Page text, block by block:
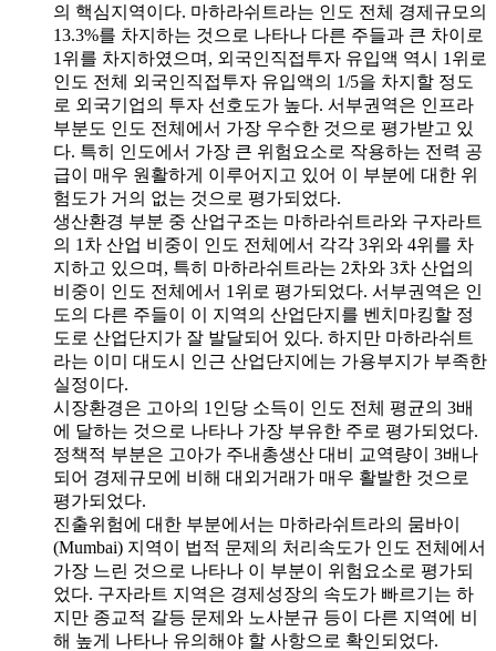
의 핵심지역이다. 마하라쉬트라는 인도 전체 경제규모의
13.3%를 차지하는 것으로 나타나 다른 주들과 큰 차이로
1위를 차지하였으며, 외국인직접투자 유입액 역시 1위로
인도 전체 외국인직접투자 유입액의 1/5을 차지할 정도
로 외국기업의 투자 선호도가 높다. 서부권역은 인프라
부분도 인도 전체에서 가장 우수한 것으로 평가받고 있
다. 특히 인도에서 가장 큰 위험요소로 작용하는 전력 공
급이 매우 원활하게 이루어지고 있어 이 부분에 대한 위
험도가 거의 없는 것으로 평가되었다.
생산환경 부분 중 산업구조는 마하라쉬트라와 구자라트
의 1차 산업 비중이 인도 전체에서 각각 3위와 4위를 차
지하고 있으며, 특히 마하라쉬트라는 2차와 3차 산업의
비중이 인도 전체에서 1위로 평가되었다. 서부권역은 인
도의 다른 주들이 이 지역의 산업단지를 벤치마킹할 정
도로 산업단지가 잘 발달되어 있다. 하지만 마하라쉬트
라는 이미 대도시 인근 산업단지에는 가용부지가 부족한
실정이다.
시장환경은 고아의 1인당 소득이 인도 전체 평균의 3배
에 달하는 것으로 나타나 가장 부유한 주로 평가되었다.
정책적 부분은 고아가 주내총생산 대비 교역량이 3배나
되어 경제규모에 비해 대외거래가 매우 활발한 것으로
평가되었다.
진출위험에 대한 부분에서는 마하라쉬트라의 뭄바이
(Mumbai) 지역이 법적 문제의 처리속도가 인도 전체에서
가장 느린 것으로 나타나 이 부분이 위험요소로 평가되
었다. 구자라트 지역은 경제성장의 속도가 빠르기는 하
지만 종교적 갈등 문제와 노사분규 등이 다른 지역에 비
해 높게 나타나 유의해야 할 사항으로 확인되었다.